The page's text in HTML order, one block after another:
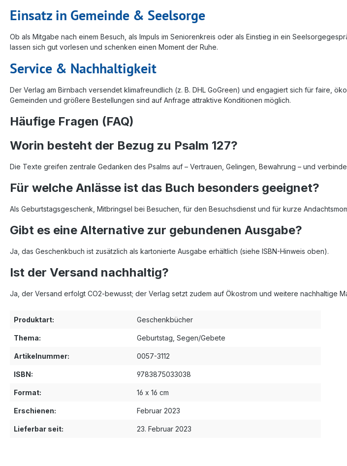
Einsatz in Gemeinde & Seelsorge
Ob als Mitgabe nach einem Besuch, als Impuls im Seniorenkreis oder als Einstieg in ein
lassen sich gut vorlesen und schenken einen Moment der Ruhe.
Service & Nachhaltigkeit
Der Verlag am Birnbach versendet klimafreundlich (z. B. DHL GoGreen) und engagiert sich für faire,
Gemeinden und größere Bestellungen sind auf Anfrage attraktive Konditionen möglich.
Häufige Fragen (FAQ)
Worin besteht der Bezug zu Psalm 127?
Die Texte greifen zentrale Gedanken des Psalms auf – Vertrauen, Gelingen, Bewahrung – und
Für welche Anlässe ist das Buch besonders geeignet?
Als Geburtstagsgeschenk, Mitbringsel bei Besuchen, für den Besuchsdienst und für kurze
Gibt es eine Alternative zur gebundenen Ausgabe?
Ja, das Geschenkbuch ist zusätzlich als kartonierte Ausgabe erhältlich (siehe ISBN-Hinweis oben).
Ist der Versand nachhaltig?
Ja, der Versand erfolgt CO2‑bewusst; der Verlag setzt zudem auf Ökostrom und weitere nachhaltige
Produktart: Geschenkbücher
Thema: Geburtstag , Segen/Gebete
Artikelnummer: 0057-3112
ISBN: 9783875033038
Format: 16 x 16 cm
Erschienen: Februar 2023
Lieferbar seit: 23. Februar 2023